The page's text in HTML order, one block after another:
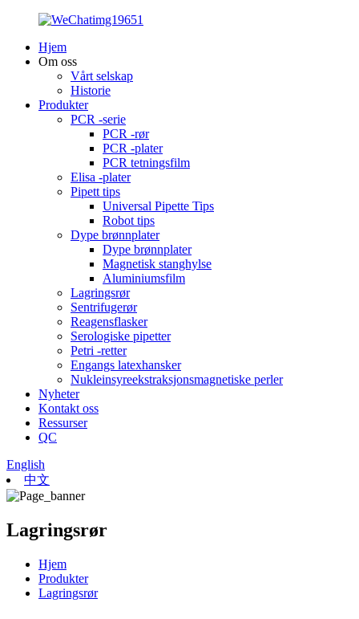
Hjem
Om oss
Vårt selskap
Historie
Produkter
PCR -serie
PCR -rør
PCR -plater
PCR tetningsfilm
Elisa -plater
Pipett tips
Universal Pipette Tips
Robot tips
Dype brønnplater
Dype brønnplater
Magnetisk stanghylse
Aluminiumsfilm
Lagringsrør
Sentrifugerør
Reagensflasker
Serologiske pipetter
Petri -retter
Engangs latexhansker
Nukleinsyreekstraksjonsmagnetiske perler
Nyheter
Kontakt oss
Ressurser
QC
English
中文
Lagringsrør
Hjem
Produkter
Lagringsrør